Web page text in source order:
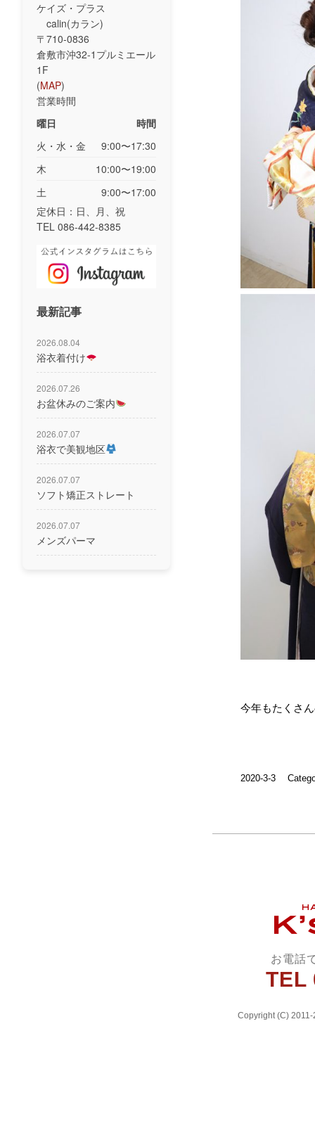
今年もたくさ
2020-3-3
ケイズ・プラス
calin(カラン)
〒710-0836
倉敷市沖32-1プルミエール
1F
(MAP)
営業時間
曜日
時間
火・水・金
9:00〜17:30
木
10:00〜19:00
土
9:00〜17:00
定休日：日、月、祝
TEL 086-442-8385
最新記事
2026.08.04
浴衣着付け
2026.07.26
お盆休みのご案内
2026.07.07
浴衣で美観地区
2026.07.07
ソフト矯正ストレート
2026.07.07
メンズパーマ
お電話
TEL
Copyright (C)